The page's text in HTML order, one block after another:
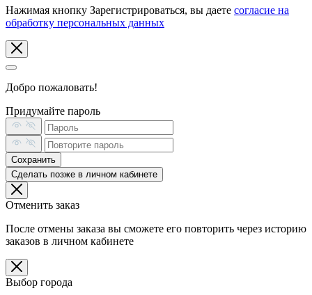
Нажимая кнопку Зарегистрироваться, вы даете согласие на
обработку персональных данных
Добро пожаловать!
Придумайте пароль
Сохранить
Сделать позже в личном кабинете
Отменить заказ
После отмены заказа вы сможете его повторить через историю
заказов в личном кабинете
Выбор города